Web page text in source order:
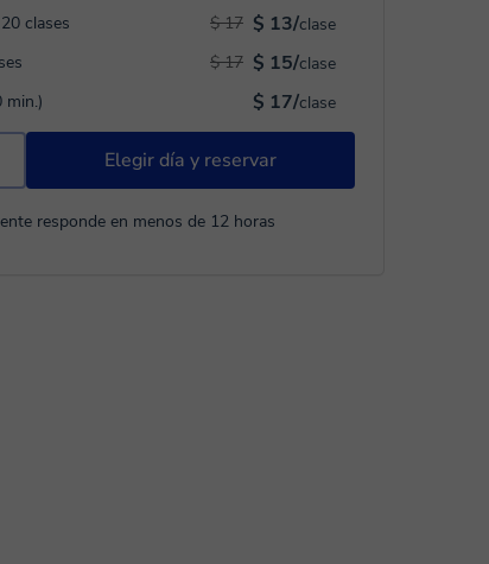
clases $ 13/clase
$ 17
$ 15/clase
$ 17
min.)
$ 17/clase
Elegir día y reservar
responde en menos de 12 horas